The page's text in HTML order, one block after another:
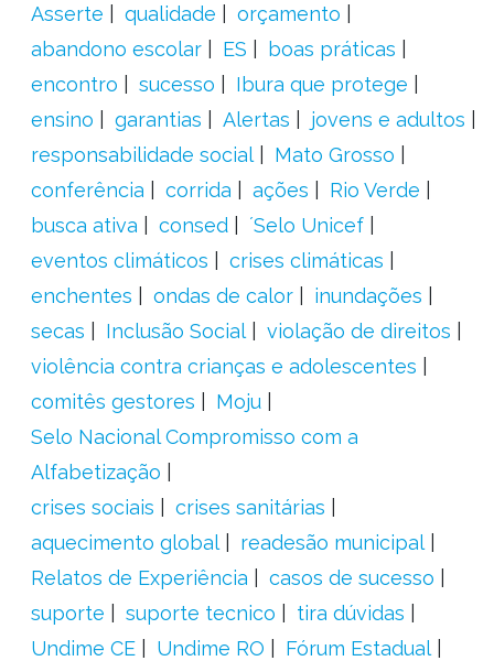
Asserte
qualidade
orçamento
abandono escolar
ES
boas práticas
encontro
sucesso
Ibura que protege
ensino
garantias Alertas
jovens e adultos
responsabilidade social
Mato Grosso
conferência
corrida ações
Rio Verde
busca ativa
consed
´Selo Unicef
eventos climáticos
crises climáticas
enchentes
ondas de calor
inundações
secas
Inclusão Social
violação de direitos
violência contra crianças e adolescentes
comitês gestores
Moju
Selo Nacional Compromisso com a
Alfabetização
crises sociais
crises sanitárias
aquecimento global
readesão municipal
Relatos de Experiência
casos de sucesso
suporte
suporte tecnico
tira dúvidas
Undime CE
Undime RO
Fórum Estadual